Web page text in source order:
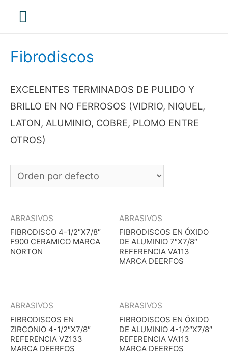
Menú
Fibrodiscos
EXCELENTES TERMINADOS DE PULIDO Y
BRILLO EN NO FERROSOS (VIDRIO, NIQUEL,
LATON, ALUMINIO, COBRE, PLOMO ENTRE
OTROS)
ABRASIVOS
FIBRODISCO 4-1/2″X7/8″
F900 CERAMICO MARCA
NORTON
ABRASIVOS
FIBRODISCOS EN ÓXIDO
DE ALUMINIO 7″X7/8″
REFERENCIA VA113
MARCA DEERFOS
ABRASIVOS
FIBRODISCOS EN
ZIRCONIO 4-1/2″X7/8″
REFERENCIA VZ133
MARCA DEERFOS
ABRASIVOS
FIBRODISCOS EN ÓXIDO
DE ALUMINIO 4-1/2″X7/8″
REFERENCIA VA113
MARCA DEERFOS